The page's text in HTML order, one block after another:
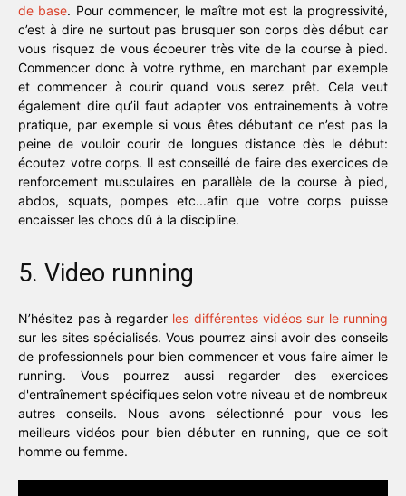
de base. Pour commencer, le maître mot est la progressivité,
c’est à dire ne surtout pas brusquer son corps dès début car
vous risquez de vous écoeurer très vite de la course à pied.
Commencer donc à votre rythme, en marchant par exemple
et commencer à courir quand vous serez prêt. Cela veut
également dire qu’il faut adapter vos entrainements à votre
pratique, par exemple si vous êtes débutant ce n’est pas la
peine de vouloir courir de longues distance dès le début:
écoutez votre corps. Il est conseillé de faire des exercices de
renforcement musculaires en parallèle de la course à pied,
abdos, squats, pompes etc...afin que votre corps puisse
encaisser les chocs dû à la discipline.
5. Video running
N’hésitez pas à regarder les différentes vidéos sur le running
sur les sites spécialisés. Vous pourrez ainsi avoir des conseils
de professionnels pour bien commencer et vous faire aimer le
running. Vous pourrez aussi regarder des exercices
d'entraînement spécifiques selon votre niveau et de nombreux
autres conseils. Nous avons sélectionné pour vous les
meilleurs vidéos pour bien débuter en running, que ce soit
homme ou femme.